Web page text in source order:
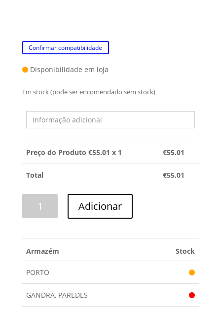
Confirmar compatibilidade
Disponibilidade em loja
Em stock (pode ser encomendado sem stock)
Preço do Produto €55.01 x 1 €55.01
Total €55.01
Adicionar
Armazém Stock
PORTO
GANDRA, PAREDES